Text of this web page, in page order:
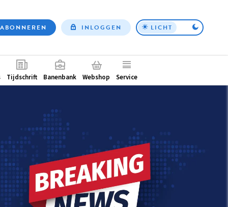
Top
ABONNEREN INLOGGEN LICHT
Tijdschrift Banenbank Webshop Service